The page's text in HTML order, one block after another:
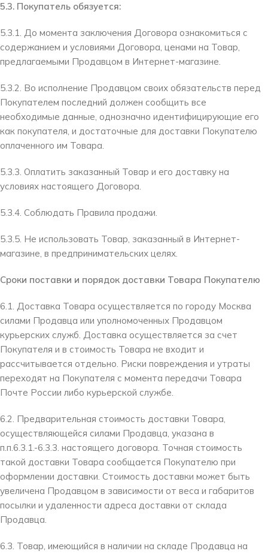
5.3. Покупатель обязуется:
5.3.1. До момента заключения Договора ознакомиться с
содержанием и условиями Договора, ценами на Товар,
предлагаемыми Продавцом в Интернет-магазине.
5.3.2. Во исполнение Продавцом своих обязательств перед
Покупателем последний должен сообщить все
необходимые данные, однозначно идентифицирующие его
как покупателя, и достаточные для доставки Покупателю
оплаченного им Товара.
5.3.3. Оплатить заказанный Товар и его доставку на
условиях настоящего Договора.
5.3.4. Соблюдать Правила продажи.
5.3.5. Не использовать Товар, заказанный в Интернет-
магазине, в предпринимательских целях.
Сроки поставки и порядок доставки Товара Покупателю
6.1. Доставка Товара осуществляется по городу Москва
силами Продавца или уполномоченных Продавцом
курьерских служб. Доставка осуществляется за счет
Покупателя и в стоимость Товара не входит и
рассчитывается отдельно. Риски повреждения и утраты
переходят на Покупателя с момента передачи Товара
Почте России либо курьерской службе.
6.2. Предварительная стоимость доставки Товара,
осуществляющейся силами Продавца, указана в
п.п.6.3.1.-6.3.3. настоящего договора. Точная стоимость
такой доставки Товара сообщается Покупателю при
оформлении доставки. Стоимость доставки может быть
увеличена Продавцом в зависимости от веса и габаритов
посылки и удаленности адреса доставки от склада
Продавца.
6.3. Товар, имеющийся в наличии на складе Продавца на